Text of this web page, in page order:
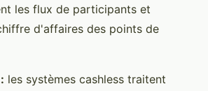
les flux de participants et
d'affaires des points de
les systèmes cashless traitent